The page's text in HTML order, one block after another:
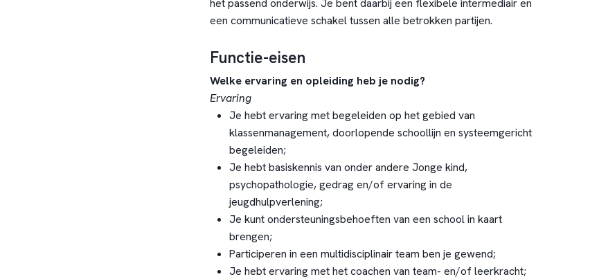
het passend onderwijs. Je bent daarbij een flexibele intermediair en
een communicatieve schakel tussen alle betrokken partijen.
Functie-eisen
Welke ervaring en opleiding heb je nodig?
Ervaring
Je hebt ervaring met begeleiden op het gebied van
klassenmanagement, doorlopende schoollijn en systeemgericht
begeleiden;
Je hebt basiskennis van onder andere Jonge kind,
psychopathologie, gedrag en/of ervaring in de
jeugdhulpverlening;
Je kunt ondersteuningsbehoeften van een school in kaart
brengen;
Participeren in een multidisciplinair team ben je gewend;
Je hebt ervaring met het coachen van team- en/of leerkracht;